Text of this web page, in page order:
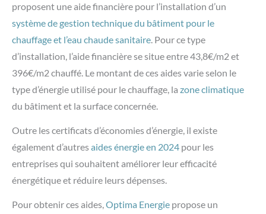
proposent une aide financière pour l’installation d’un
système de gestion technique du bâtiment pour le
chauffage et l’eau chaude sanitaire. Pour ce type
d’installation, l’aide financière se situe entre 43,8€/m2 et
396€/m2 chauffé. Le montant de ces aides varie selon le
type d’énergie utilisé pour le chauffage, la zone climatique
du bâtiment et la surface concernée.
Outre les certificats d’économies d’énergie, il existe
également d’autresaides énergie en 2024 pour les
entreprises qui souhaitent améliorer leur efficacité
énergétique et réduire leurs dépenses.
Pour obtenir ces aides,Optima Energie propose un